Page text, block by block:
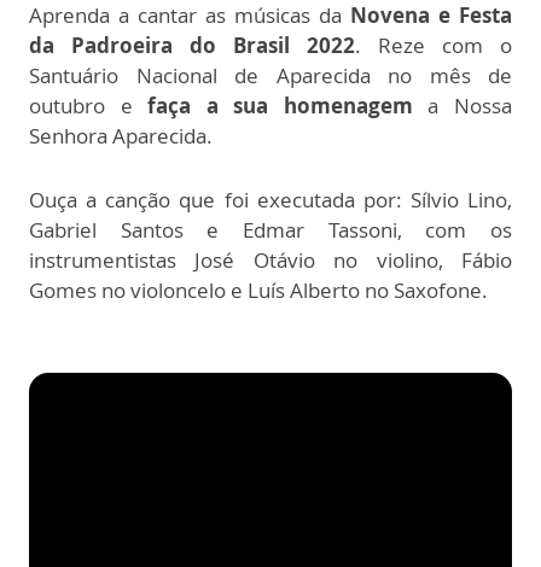
Aprenda a cantar as músicas da Novena e Festa
da Padroeira do Brasil 2022. Reze com o
Santuário Nacional de Aparecida no mês de
outubro efaça a sua homenagem a Nossa
Senhora Aparecida.
Ouça a canção que foi executada por: Sílvio Lino,
Gabriel Santos e Edmar Tassoni, com os
instrumentistas José Otávio no violino, Fábio
Gomes no violoncelo e Luís Alberto no Saxofone.